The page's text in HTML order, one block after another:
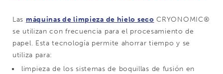
Las máquinas de limpieza de hielo seco CRYONOMIC®
se utilizan con frecuencia para el procesamiento de
papel. Esta tecnología permite ahorrar tiempo y se
utiliza para:
limpieza de los sistemas de boquillas de fusión en